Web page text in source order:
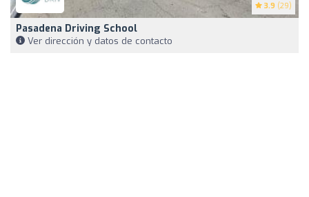
3.9 (29)
Pasadena Driving School
Ver dirección y datos de contacto